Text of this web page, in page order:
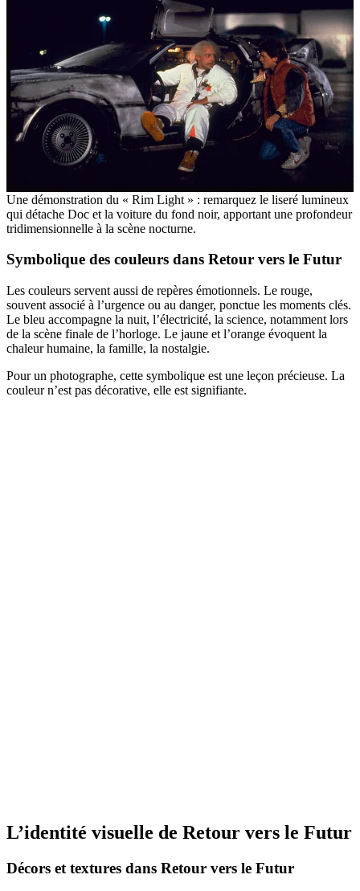
Une démonstration du « Rim Light » : remarquez le liseré lumineux
qui détache Doc et la voiture du fond noir, apportant une profondeur
tridimensionnelle à la scène nocturne.
Symbolique des couleurs dans Retour vers le Futur
Les couleurs servent aussi de repères émotionnels. Le rouge,
souvent associé à l’urgence ou au danger, ponctue les moments clés.
Le bleu accompagne la nuit, l’électricité, la science, notamment lors
de la scène finale de l’horloge. Le jaune et l’orange évoquent la
chaleur humaine, la famille, la nostalgie.
Pour un photographe, cette symbolique est une leçon précieuse. La
couleur n’est pas décorative, elle est signifiante.
L’identité visuelle de Retour vers le Futur
Décors et textures dans Retour vers le Futur